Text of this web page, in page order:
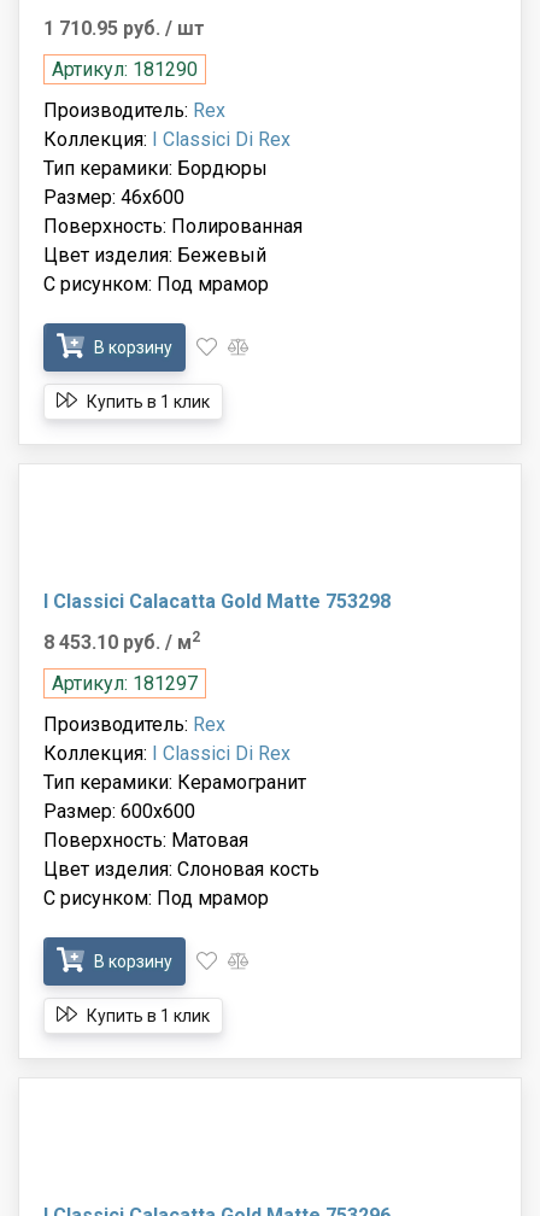
1 710.95 руб. / шт
Артикул: 181290
Производитель: Rex
Коллекция: I Classici Di Rex
Тип керамики: Бордюры
Размер: 46x600
Поверхность: Полированная
Цвет изделия: Бежевый
С рисунком: Под мрамор
В корзину
Купить в 1 клик
I Classici Calacatta Gold Matte 753298
8 453.10 руб. / м2
Артикул: 181297
Производитель: Rex
Коллекция: I Classici Di Rex
Тип керамики: Керамогранит
Размер: 600x600
Поверхность: Матовая
Цвет изделия: Слоновая кость
С рисунком: Под мрамор
В корзину
Купить в 1 клик